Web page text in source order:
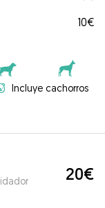
10€
Incluye cachorros
20€